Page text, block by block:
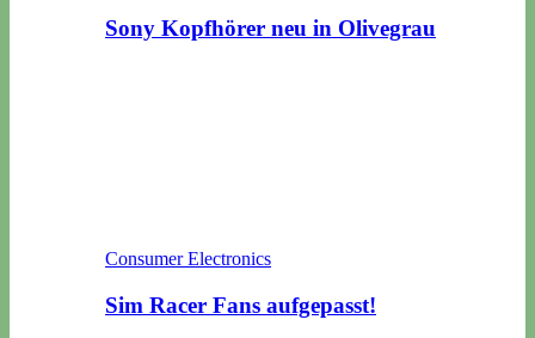
Sony Kopfhörer neu in Olivegrau
Consumer Electronics
Sim Racer Fans aufgepasst!